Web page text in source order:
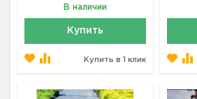
В наличии
Купить
Купить в 1 клик